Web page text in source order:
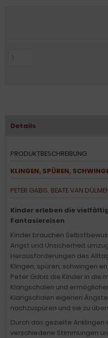
Details
PRODUKTBESCHREIBUNG
KLINGEN, SPÜREN,
PETER GABIS, BEATE VAN
Kinder erleben die
Fantasiereisen
Kinder brauchen
Angst und Unsicherheit
Herausforderungen des
Klingen, spüren, schwingen
Peter Gabis die Kinder in die
Klangschalen und
Klangschalen eigenen
nachzuspüren und sie zu
Durch das gezielte
verschiedene Stimmungen